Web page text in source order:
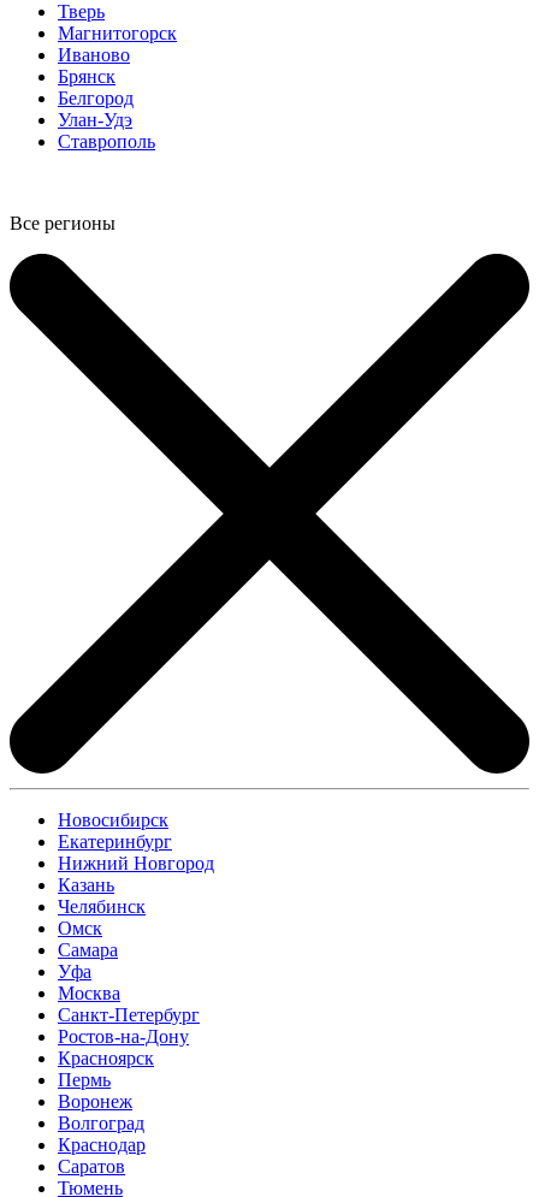
Тверь
Магнитогорск
Иваново
Брянск
Белгород
Улан-Удэ
Ставрополь
Все регионы
Новосибирск
Екатеринбург
Нижний Новгород
Казань
Челябинск
Омск
Самара
Уфа
Москва
Санкт-Петербург
Ростов-на-Дону
Красноярск
Пермь
Воронеж
Волгоград
Краснодар
Саратов
Тюмень